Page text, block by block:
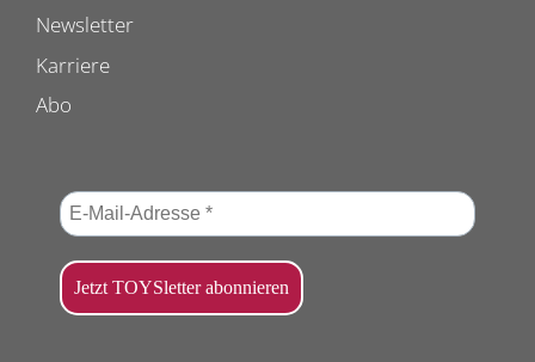
Newsletter
Karriere
Abo